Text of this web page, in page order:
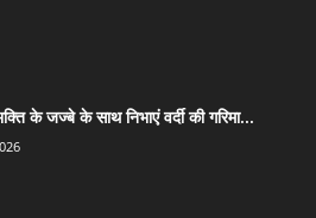
के जज्बे के साथ निभाएं वर्दी की गरिमा...